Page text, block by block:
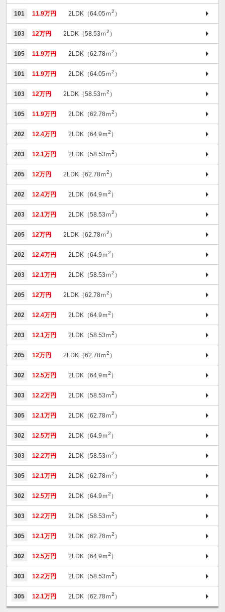
101 11.9万円 2LDK（64.05ｍ2 ）
103 12万円 2LDK（58.53ｍ2 ）
105 11.9万円 2LDK（62.78ｍ2 ）
101 11.9万円 2LDK（64.05ｍ2 ）
103 12万円 2LDK（58.53ｍ2 ）
105 11.9万円 2LDK（62.78ｍ2 ）
202 12.4万円 2LDK（64.9ｍ2 ）
203 12.1万円 2LDK（58.53ｍ2 ）
205 12万円 2LDK（62.78ｍ2 ）
202 12.4万円 2LDK（64.9ｍ2 ）
203 12.1万円 2LDK（58.53ｍ2 ）
205 12万円 2LDK（62.78ｍ2 ）
202 12.4万円 2LDK（64.9ｍ2 ）
203 12.1万円 2LDK（58.53ｍ2 ）
205 12万円 2LDK（62.78ｍ2 ）
202 12.4万円 2LDK（64.9ｍ2 ）
203 12.1万円 2LDK（58.53ｍ2 ）
205 12万円 2LDK（62.78ｍ2 ）
302 12.5万円 2LDK（64.9ｍ2 ）
303 12.2万円 2LDK（58.53ｍ2 ）
305 12.1万円 2LDK（62.78ｍ2 ）
302 12.5万円 2LDK（64.9ｍ2 ）
303 12.2万円 2LDK（58.53ｍ2 ）
305 12.1万円 2LDK（62.78ｍ2 ）
302 12.5万円 2LDK（64.9ｍ2 ）
303 12.2万円 2LDK（58.53ｍ2 ）
305 12.1万円 2LDK（62.78ｍ2 ）
302 12.5万円 2LDK（64.9ｍ2 ）
303 12.2万円 2LDK（58.53ｍ2 ）
305 12.1万円 2LDK（62.78ｍ2 ）